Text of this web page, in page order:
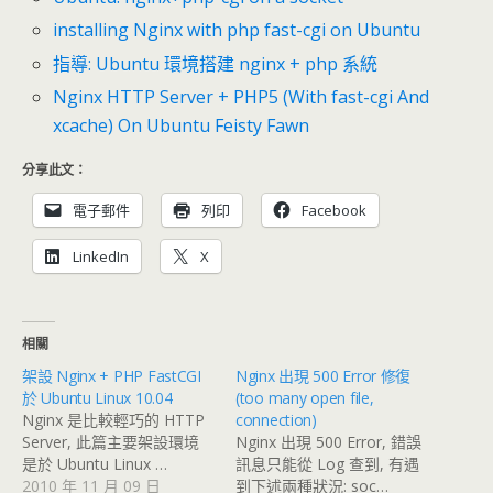
installing Nginx with php fast-cgi on Ubuntu
指導: Ubuntu 環境搭建 nginx + php 系統
Nginx HTTP Server + PHP5 (With fast-cgi And
xcache) On Ubuntu Feisty Fawn
分享此文：
電子郵件 列印 Facebook
LinkedIn X
相關
架設 Nginx + PHP FastCGI
於 Ubuntu Linux 10.04
Nginx 是比較輕巧的 HTTP
Server, 此篇主要架設環境
是於 Ubuntu Linux …
2010 年 11 月 09 日
Nginx 出現 500 Error 修復
(too many open file,
connection)
Nginx 出現 500 Error, 錯誤
訊息只能從 Log 查到, 有遇
到下述兩種狀況: soc…